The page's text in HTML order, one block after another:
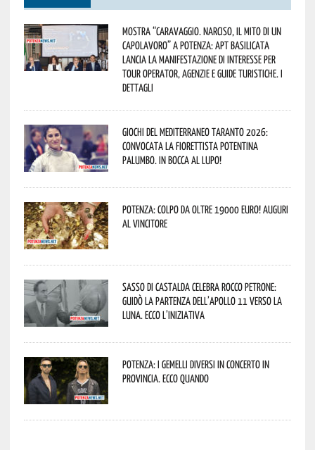
Mostra “Caravaggio. Narciso, il mito di un
capolavoro” a Potenza: APT Basilicata
lancia la manifestazione di interesse per
Tour Operator, Agenzie e Guide Turistiche. I
dettagli
Giochi del Mediterraneo Taranto 2026:
convocata la fiorettista potentina
Palumbo. In bocca al lupo!
Potenza: colpo da oltre 19000 Euro! Auguri
al vincitore
Sasso di Castalda celebra Rocco Petrone:
guidò la partenza dell’Apollo 11 verso la
Luna. Ecco l’iniziativa
Potenza: i Gemelli DiVersi in concerto in
provincia. Ecco quando